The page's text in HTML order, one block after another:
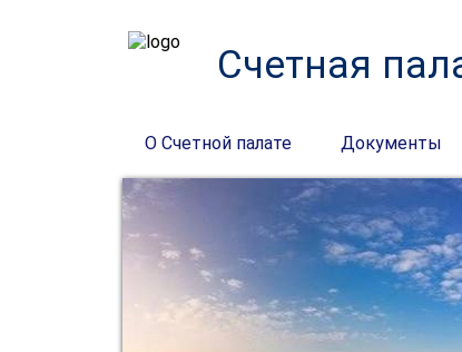
Счетная
О Счетной палате Документы